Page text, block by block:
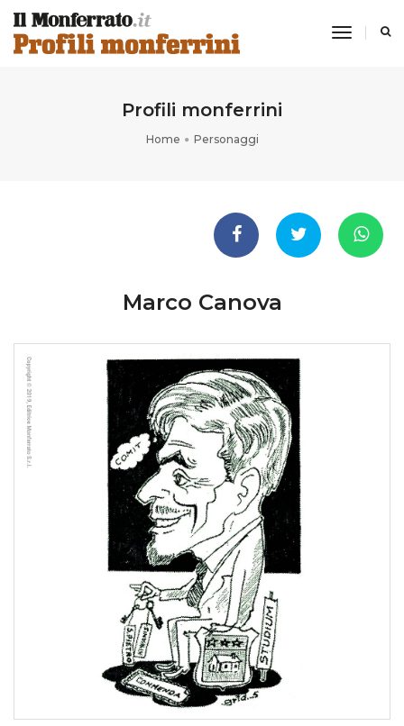
toggle
Profili monferrini
Home Personaggi
Marco Canova